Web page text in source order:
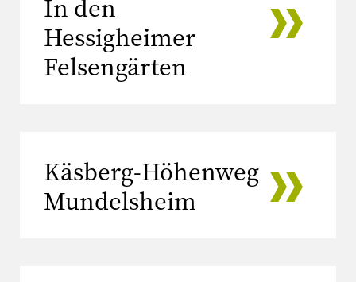
In den
Hessigheimer
Felsengärten
Käsberg-Höhenweg
Mundelsheim